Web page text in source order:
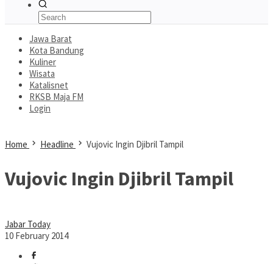
Jawa Barat
Kota Bandung
Kuliner
Wisata
Katalisnet
RKSB Maja FM
Login
Home Headline Vujovic Ingin Djibril Tampil
Vujovic Ingin Djibril Tampil
Jabar Today
10 February 2014